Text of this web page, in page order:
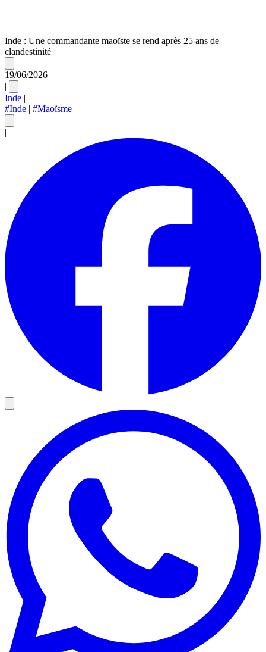
Inde : Une commandante maoïste se rend après 25 ans de
clandestinité
19/06/2026
|
Inde |
#Inde | #Maoïsme
|